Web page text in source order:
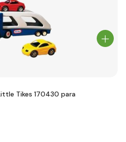
Tikes 170430 para